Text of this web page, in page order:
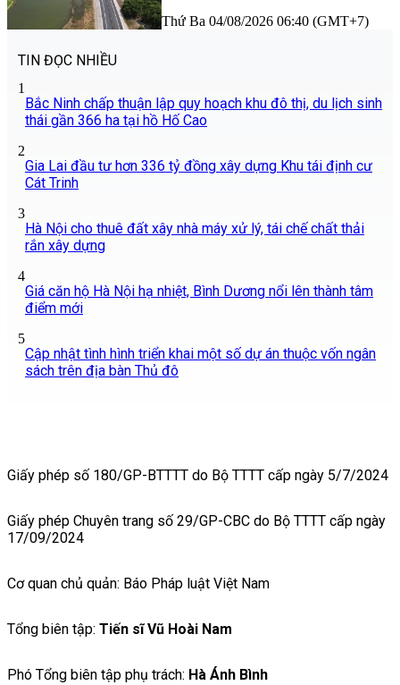
Thứ Ba 04/08/2026 06:40 (GMT+7)
TIN ĐỌC NHIỀU
1
Bắc Ninh chấp thuận lập quy hoạch khu đô thị, du lịch sinh
thái gần 366 ha tại hồ Hố Cao
2
Gia Lai đầu tư hơn 336 tỷ đồng xây dựng Khu tái định cư
Cát Trinh
3
Hà Nội cho thuê đất xây nhà máy xử lý, tái chế chất thải
rắn xây dựng
4
Giá căn hộ Hà Nội hạ nhiệt, Bình Dương nổi lên thành tâm
điểm mới
5
Cập nhật tình hình triển khai một số dự án thuộc vốn ngân
sách trên địa bàn Thủ đô
Giấy phép số 180/GP-BTTTT do Bộ TTTT cấp ngày 5/7/2024
Giấy phép Chuyên trang số 29/GP-CBC do Bộ TTTT cấp ngày
17/09/2024
Cơ quan chủ quản: Báo Pháp luật Việt Nam
Tổng biên tập: Tiến sĩ Vũ Hoài Nam
Phó Tổng biên tập phụ trách: Hà Ánh Bình